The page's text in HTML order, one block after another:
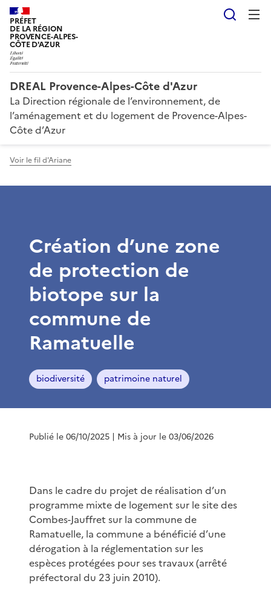
PRÉFET
DE LA RÉGION
PROVENCE-ALPES-
CÔTE D'AZUR
DREAL Provence-Alpes-Côte d'Azur
La Direction régionale de l’environnement, de
l’aménagement et du logement de Provence-Alpes-
Côte d’Azur
Voir le fil d'Ariane
Création d’une zone
de protection de
biotope sur la
commune de
Ramatuelle
biodiversité patrimoine naturel
Publié le 06/10/2025 | Mis à jour le 03/06/2026
Dans le cadre du projet de réalisation d’un
programme mixte de logement sur le site des
Combes-Jauffret sur la commune de
Ramatuelle, la commune a bénéficié d’une
dérogation à la réglementation sur les
espèces protégées pour ses travaux (arrêté
préfectoral du 23 juin 2010).